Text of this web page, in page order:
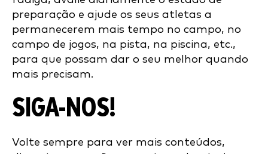
preparação e ajude os seus atletas a
permanecerem mais tempo no campo, no
campo de jogos, na pista, na piscina, etc.,
para que possam dar o seu melhor quando
mais precisam.
SIGA-NOS!
Volte sempre para ver mais conteúdos,